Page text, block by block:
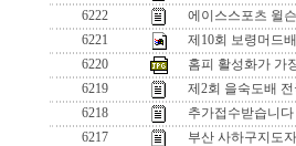
6222
에이스스포츠 윌
6221
제10회 보령머드
6220
홈피 활성화가 가
6219
제2회 을숙도배
6218
추가접수받습니
6217
부산 사하구지도